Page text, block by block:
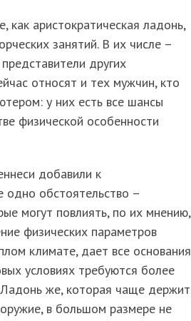
как аристократическая ладонь,
занятий. В их числе –
других
относят и тех мужчин, кто
у них есть все шансы
физической особенности
добавили к
обстоятельство –
могут повлиять, по их мнению,
физических параметров
климате, дает все основания
условиях требуются более
Ладонь же, которая чаще держит
в большом размере не